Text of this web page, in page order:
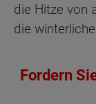
die Hitze von
die
Fordern